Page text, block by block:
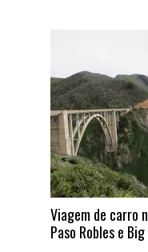
Viagem de carro
Paso Robles e